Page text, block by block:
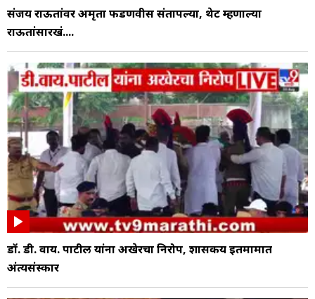
संजय राऊतांवर अमृता फडणवीस संतापल्या, थेट म्हणाल्या
राऊतांसारखं....
डॉ. डी. वाय. पाटील यांना अखेरचा निरोप, शासकीय इतमामात
अंत्यसंस्कार